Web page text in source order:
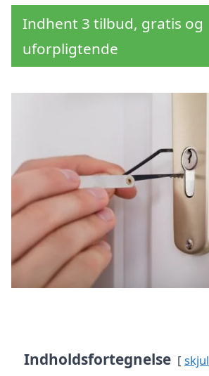
Indhent 3 tilbud, gratis og
uforpligtende
Indholdsfortegnelse skjul